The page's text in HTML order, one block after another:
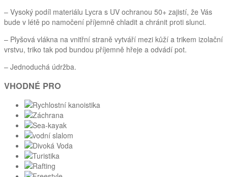
– Vysoký podíl materiálu Lycra s UV ochranou 50+ zajistí, že Vás
bude v létě po namočení příjemně chladit a chránit proti slunci.
– Plyšová vlákna na vnitřní straně vytváří mezi kůží a trikem izolační
vrstvu, triko tak pod bundou příjemně hřeje a odvádí pot.
– Jednoduchá údržba.
VHODNÉ PRO